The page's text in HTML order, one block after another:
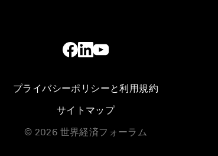
プライバシーポリシーと利用規約
サイトマップ
© 2026 世界経済フォーラム